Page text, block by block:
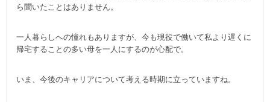
ら聞いたことはありません。
一人暮らしへの憧れもありますが、今も現役で働いて私より遅くに
帰宅することの多い母を一人にするのが心配で。
いま、今後のキャリアについて考える時期に立っていますね。